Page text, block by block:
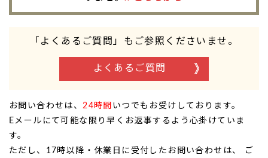
「よくあるご質問」もご参照くださいませ。
よくあるご質問
お問い合わせは、24時間 いつでもお受けしております。
Eメールにて可能な限り早くお返事するよう心掛けていま
す。
ただし、17時以降・休業日に受付したお問い合わせは、 ご